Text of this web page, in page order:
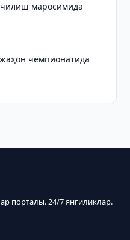
маросимида
чемпионатида
порталы. 24/7 янгиликлар.